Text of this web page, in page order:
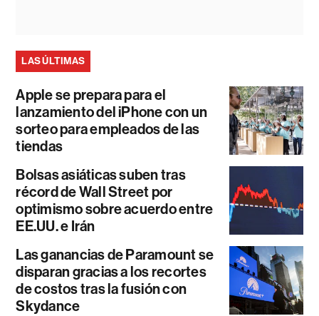
LAS ÚLTIMAS
Apple se prepara para el
lanzamiento del iPhone con un
sorteo para empleados de las
tiendas
Bolsas asiáticas suben tras
récord de Wall Street por
optimismo sobre acuerdo entre
EE.UU. e Irán
Las ganancias de Paramount se
disparan gracias a los recortes
de costos tras la fusión con
Skydance